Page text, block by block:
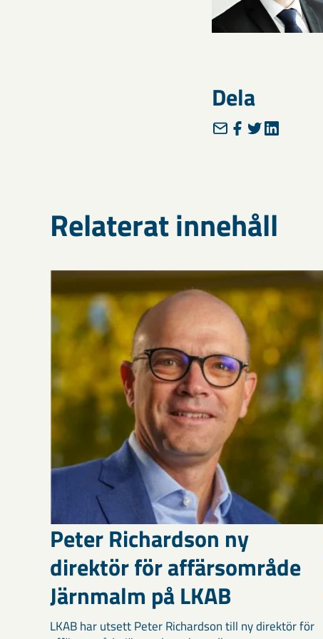
Dela
Relaterat innehåll
Peter Richardson ny
direktör för affärsområde
Järnmalm på LKAB
LKAB har utsett Peter Richardson till ny direktör för